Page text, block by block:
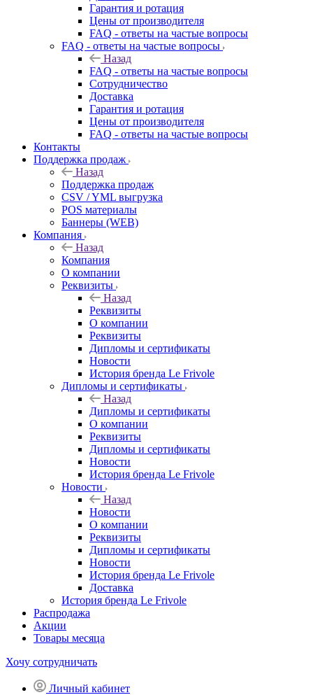
Гарантия и ротация
Цены от производителя
FAQ - ответы на частые вопросы
FAQ - ответы на частые вопросы
Назад
FAQ - ответы на частые вопросы
Сотрудничество
Доставка
Гарантия и ротация
Цены от производителя
FAQ - ответы на частые вопросы
Контакты
Поддержка продаж
Назад
Поддержка продаж
CSV / YML выгрузка
POS материалы
Баннеры (WEB)
Компания
Назад
Компания
О компании
Реквизиты
Назад
Реквизиты
О компании
Реквизиты
Дипломы и сертификаты
Новости
История бренда Le Frivole
Дипломы и сертификаты
Назад
Дипломы и сертификаты
О компании
Реквизиты
Дипломы и сертификаты
Новости
История бренда Le Frivole
Новости
Назад
Новости
О компании
Реквизиты
Дипломы и сертификаты
Новости
История бренда Le Frivole
Доставка
История бренда Le Frivole
Распродажа
Акции
Товары месяца
Хочу сотрудничать
Личный кабинет